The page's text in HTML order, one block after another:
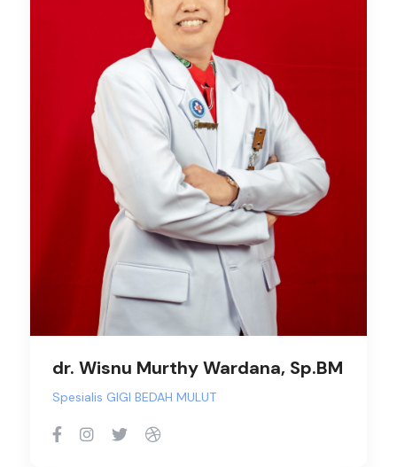
dr. Wisnu Murthy Wardana, Sp.BM
Spesialis GIGI BEDAH MULUT